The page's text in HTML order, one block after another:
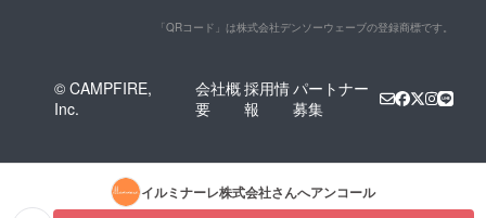
「QRコード」は株式会社デンソーウェーブの登録商標です。
© CAMPFIRE,
Inc.
会社概
要
採用情
報
パートナー
募集
イルミナーレ株式会社さんへアンコール